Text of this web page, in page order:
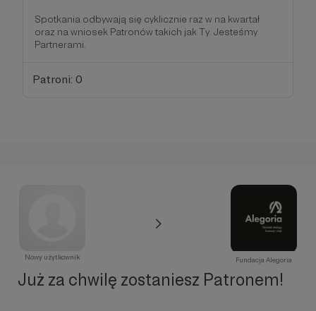
Spotkania odbywają się cyklicznie raz w na kwartał
oraz na wniosek Patronów takich jak Ty. Jesteśmy
Partnerami.
Patroni: 0
Nowy użytkownik Fundacja Alegoria
Już za chwilę zostaniesz Patronem!